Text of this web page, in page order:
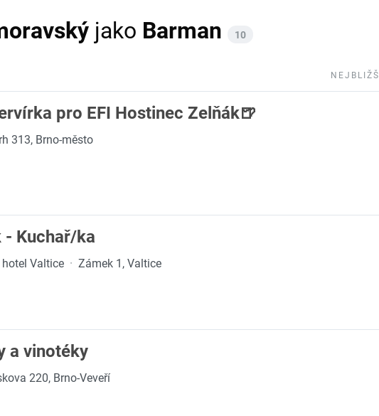
jako Barman 10
NEJBLIŽŠÍ
pro EFI Hostinec Zelňák🍺
313, Brno-město
Kuchař/ka
Valtice · Zámek 1, Valtice
a vinotéky
220, Brno-Veveří